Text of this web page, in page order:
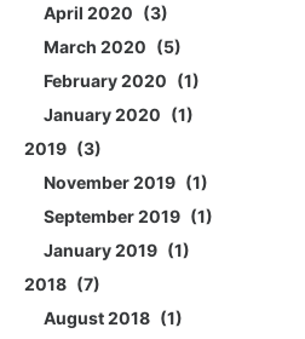
April 2020
3
March 2020
5
February 2020
1
January 2020
1
2019
3
November 2019
1
September 2019
1
January 2019
1
2018
7
August 2018
1